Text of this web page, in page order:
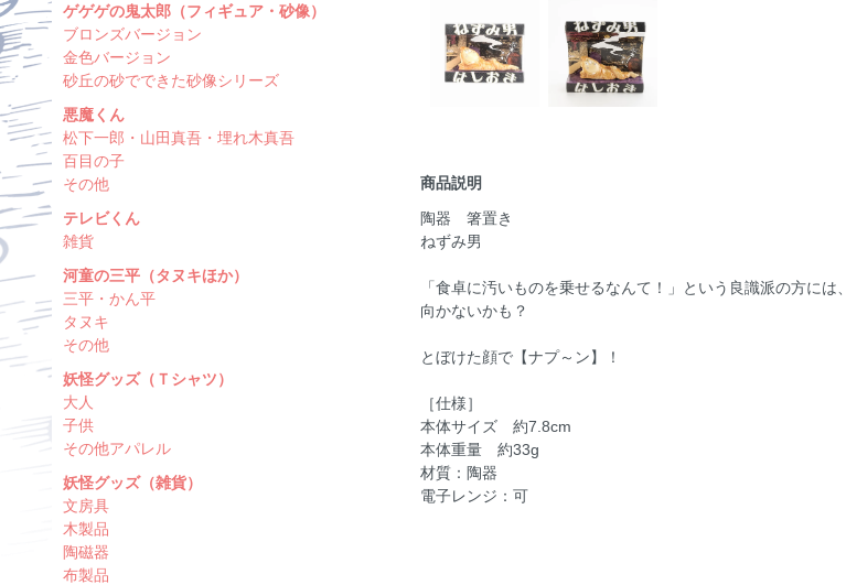
商品説明
陶器 箸置き
ねずみ男
「食卓に汚いものを乗せるなんて！」という良識派の方には、
向かないかも？
とぼけた顔で【ナプ～ン】！
［仕様］
本体サイズ 約7.8cm
本体重量 約33g
材質：陶器
電子レンジ：可
ゲゲゲの鬼太郎（フィギュア・砂像）
ブロンズバージョン
金色バージョン
砂丘の砂でできた砂像シリーズ
悪魔くん
松下一郎・山田真吾・埋れ木真吾
百目の子
その他
テレビくん
雑貨
河童の三平（タヌキほか）
三平・かん平
タヌキ
その他
妖怪グッズ（Ｔシャツ）
大人
子供
その他アパレル
妖怪グッズ（雑貨）
文房具
木製品
陶磁器
布製品